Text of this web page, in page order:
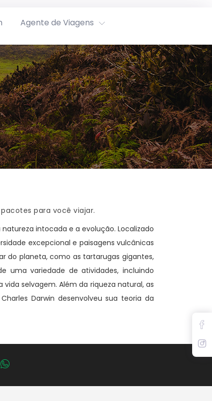
Agente de Viagens
para você viajar.
intocada e a evolução. Localizado
excepcional e paisagens vulcânicas
do planeta, como as tartarugas gigantes,
uma variedade de atividades, incluindo
selvagem. Além da riqueza natural, as
Darwin desenvolveu sua teoria da